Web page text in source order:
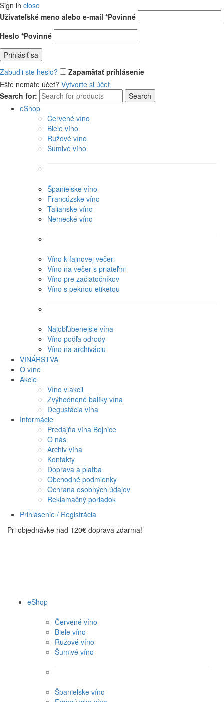
Sign in close
Užívateľské meno alebo e-mail *Povinné
Heslo *Povinné
Prihlásiť sa
Zabudli ste heslo?
Zapamätať prihlásenie
Ešte nemáte účet? Vytvorte si účet
Search for:
Search
eShop
Červené víno
Biele víno
Ružové víno
Šumivé víno
Španielske víno
Francúzske víno
Talianske víno
Nemecké víno
Víno k fajnovej večeri
Víno na večer s priateľmi
Víno pre začiatočníkov
Víno s peknou etiketou
Najobľúbenejšie vína
Víno podľa odrody
Víno na archiváciu
VINÁRSTVA
O víne
Akcie
Víno v akcii
Zvýhodnené balíky vína
Degustácia vína
Informácie
Predajňa vína Bojnice
O nás
Archiv vína
Kontakty
Doprava a platba
Obchodné podmienky
Ochrana osobných údajov
Reklamačný poriadok
Prihlásenie / Registrácia
Pri objednávke nad 120€ doprava zdarma!
eShop
Červené víno
Biele víno
Ružové víno
Šumivé víno
Španielske víno